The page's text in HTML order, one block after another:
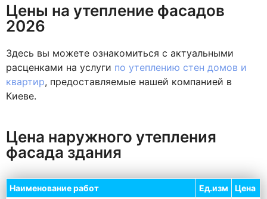
Цены на утепление фасадов
2026
Здесь вы можете ознакомиться с актуальными
расценками на услуги по утеплению стен домов и
квартир, предоставляемые нашей компанией в
Киеве.
Цена наружного утепления
фасада здания
Наименование работ Ед.изм Цена